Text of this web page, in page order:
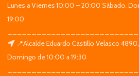
Lunes a Viernes 10:00 – 20:00 Sábado,
19:00
📍Alcalde Eduardo Castillo Velasco
Domingo de 10:00 a 19:30